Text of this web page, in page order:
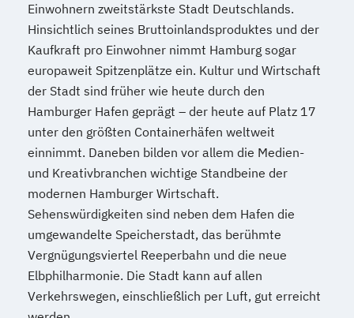
Einwohnern zweitstärkste Stadt Deutschlands.
Hinsichtlich seines Bruttoinlandsproduktes und der
Kaufkraft pro Einwohner nimmt Hamburg sogar
europaweit Spitzenplätze ein. Kultur und Wirtschaft
der Stadt sind früher wie heute durch den
Hamburger Hafen geprägt – der heute auf Platz 17
unter den größten Containerhäfen weltweit
einnimmt. Daneben bilden vor allem die Medien-
und Kreativbranchen wichtige Standbeine der
modernen Hamburger Wirtschaft.
Sehenswürdigkeiten sind neben dem Hafen die
umgewandelte Speicherstadt, das berühmte
Vergnügungsviertel Reeperbahn und die neue
Elbphilharmonie. Die Stadt kann auf allen
Verkehrswegen, einschließlich per Luft, gut erreicht